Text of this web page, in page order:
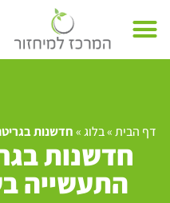
דף הבית»בלוג»חדשנות
חדשנות
התעשייה